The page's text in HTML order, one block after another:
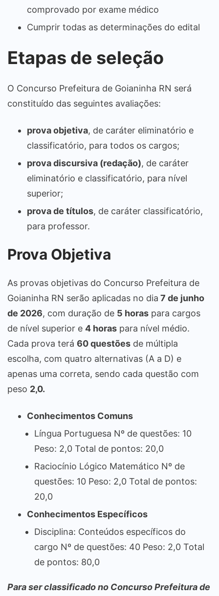
comprovado por exame médico
Cumprir todas as determinações do edital
Etapas de seleção
O Concurso Prefeitura de Goianinha RN será
constituído das seguintes avaliações:
prova objetiva, de caráter eliminatório e
classificatório, para todos os cargos;
prova discursiva (redação), de caráter
eliminatório e classificatório, para nível
superior;
prova de títulos, de caráter classificatório,
para professor.
Prova Objetiva
As provas objetivas do Concurso Prefeitura de
Goianinha RN serão aplicadas no dia 7 de junho
de 2026, com duração de 5 horas para cargos
de nível superior e 4 horas para nível médio.
Cada prova terá 60 questões de múltipla
escolha, com quatro alternativas (A a D) e
apenas uma correta, sendo cada questão com
peso 2,0.
Conhecimentos Comuns
Língua Portuguesa Nº de questões: 10
Peso: 2,0 Total de pontos: 20,0
Raciocínio Lógico Matemático Nº de
questões: 10 Peso: 2,0 Total de pontos:
20,0
Conhecimentos Específicos
Disciplina: Conteúdos específicos do
cargo Nº de questões: 40 Peso: 2,0 Total
de pontos: 80,0
Para ser classificado no Concurso Prefeitura de